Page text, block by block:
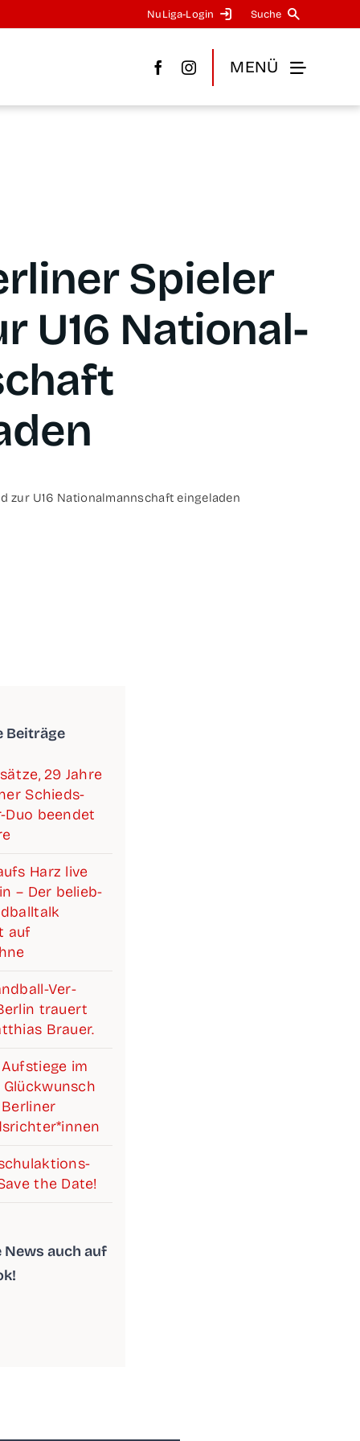
NuLi­­ga-Log­in Suche
MENÜ
Spie­ler
U16 Natio­nal­
zur U16 Natio­nal­mann­schaft eingeladen
Beiträge
29 Jah­re
Schieds­­­
Duo been­det
Harz live
– Der belieb­
auf
Ver­­­­­
trau­ert
Brauer.
im
Glück­wunsch
the Date!
News auch auf